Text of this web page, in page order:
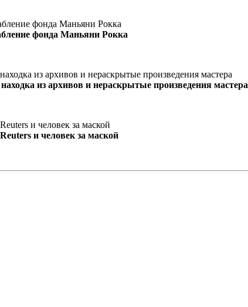
фонда Маньяни Рокка
из архивов и нераскрытые произведения мастера
и человек за маской